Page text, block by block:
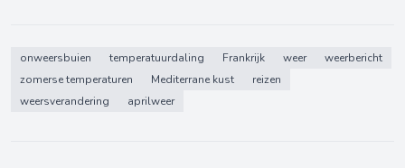
onweersbuien temperatuurdaling Frankrijk weer
weerbericht
zomerse temperaturen
Mediterrane kust
reizen
weersverandering
aprilweer